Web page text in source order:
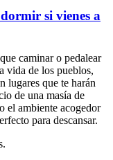
si vienes a
caminar o pedalear
vida de los pueblos,
lugares que te harán
de una masía de
el ambiente acogedor
para descansar.